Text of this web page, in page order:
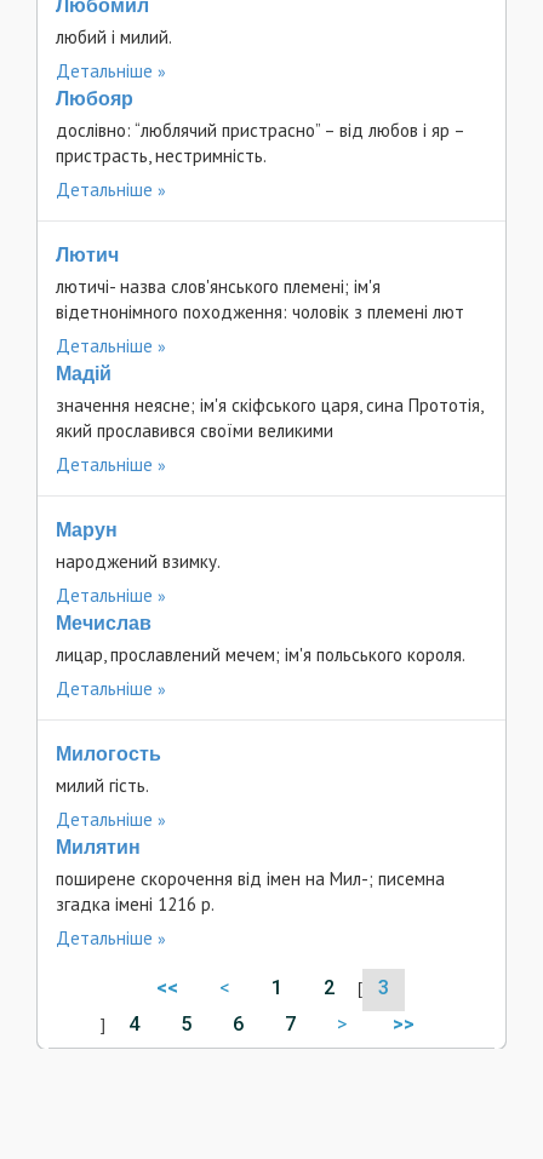
Любомил
любий і милий.
Детальніше
Любояр
дослівно: “люблячий пристрасно” – від любов і яр –
пристрасть, нестримність.
Детальніше
Лютич
лютичі- назва слов'янського племені; ім'я
відетнонімного походження: чоловік з племені лют
Детальніше
Мадій
значення неясне; ім'я скіфського царя, сина Прототія,
який прославився своїми великими
Детальніше
Марун
народжений взимку.
Детальніше
Мечислав
лицар, прославлений мечем; ім'я польського короля.
Детальніше
Милогость
милий гість.
Детальніше
Милятин
поширене скорочення від імен на Мил-; писемна
згадка імені 1216 p.
Детальніше
<< < 1 2 [ 3
] 4 5 6 7 > >>